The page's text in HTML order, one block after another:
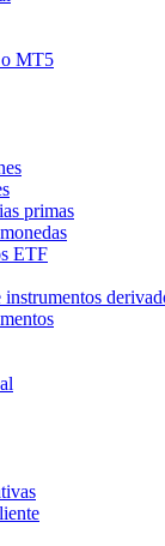
o MT5
primas
ETF